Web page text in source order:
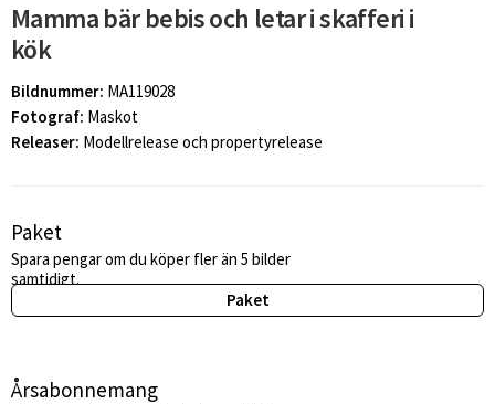
Mamma bär bebis och letar i skafferi i
kök
Bildnummer: MA119028
Fotograf: Maskot
Releaser: Modellrelease och propertyrelease
Paket
Spara pengar om du köper fler än 5 bilder
samtidigt.
Paket
Årsabonnemang